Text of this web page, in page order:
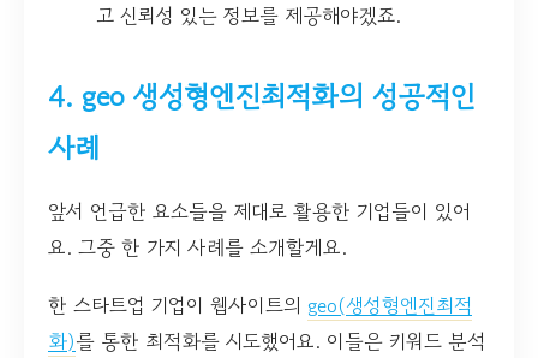
고 신뢰성 있는 정보를 제공해야겠죠.
4. geo 생성형엔진최적화의 성공적인
사례
앞서 언급한 요소들을 제대로 활용한 기업들이 있어
요. 그중 한 가지 사례를 소개할게요.
한 스타트업 기업이 웹사이트의 geo(생성형엔진최적
화)를 통한 최적화를 시도했어요. 이들은 키워드 분석